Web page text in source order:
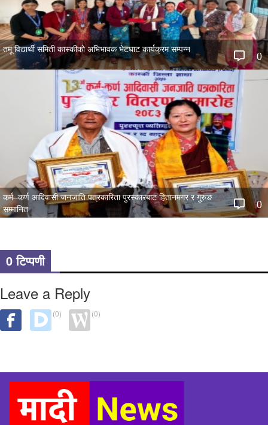
0
तमू विद्यार्थी समिती कास्कीको अभिभावक भेटघाट कार्यक्रम सम्पन्न
0
कर्म–कर्ण आदिवासी जनजाति पत्रकारिता पुरस्कारबाट हितानमगर र गुरुङ
सम्मानित
0 टिप्पणी
Leave a Reply
(0) (0)